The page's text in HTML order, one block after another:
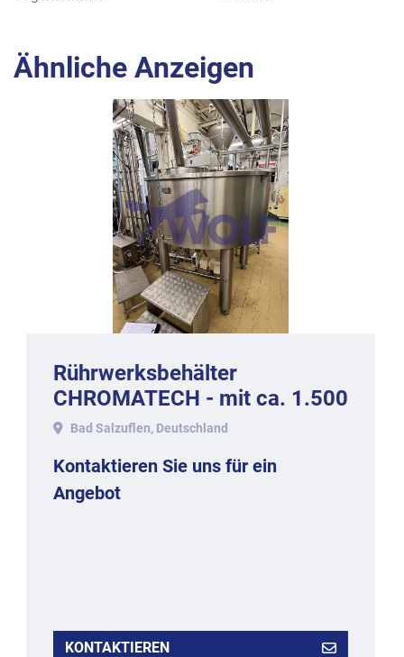
Ähnliche Anzeigen
Rührwerksbehälter
CHROMATECH - mit ca. 1.500
Litern Inhalt, Baujahr
Bad Salzuflen, Deutschland
Kontaktieren Sie uns für ein
Angebot
KONTAKTIEREN